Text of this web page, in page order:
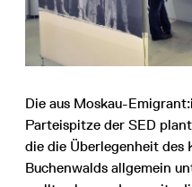
Die aus Moskau-
Parteispitze der SED
die die Überlegenheit des
Buchenwalds allgemein